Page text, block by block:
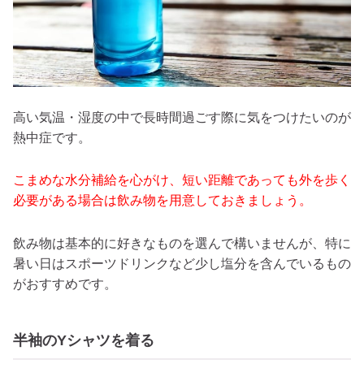
高い気温・湿度の中で長時間過ごす際に気をつけたいのが
熱中症です。
こまめな水分補給を心がけ、短い距離であっても外を歩く
必要がある場合は飲み物を用意しておきましょう。
飲み物は基本的に好きなものを選んで構いませんが、特に
暑い日はスポーツドリンクなど少し塩分を含んでいるもの
がおすすめです。
半袖のYシャツを着る